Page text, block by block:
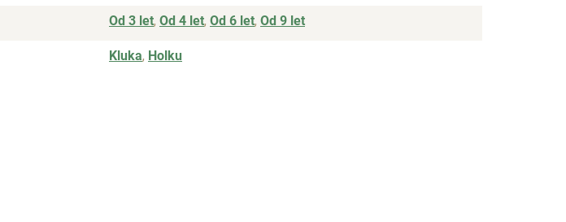
Od 3 let, Od 4 let, Od 6 let, Od 9 let
Kluka, Holku